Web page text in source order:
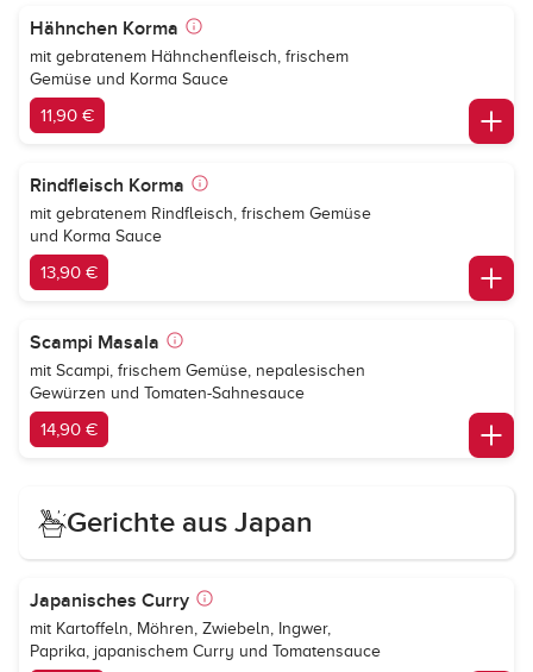
Hähnchen Korma
mit gebratenem Hähnchenfleisch, frischem
Gemüse und Korma Sauce
11,90 €
Rindfleisch Korma
mit gebratenem Rindfleisch, frischem Gemüse
und Korma Sauce
13,90 €
Scampi Masala
mit Scampi, frischem Gemüse, nepalesischen
Gewürzen und Tomaten-Sahnesauce
14,90 €
Gerichte aus Japan
Japanisches Curry
mit Kartoffeln, Möhren, Zwiebeln, Ingwer,
Paprika, japanischem Curry und Tomatensauce